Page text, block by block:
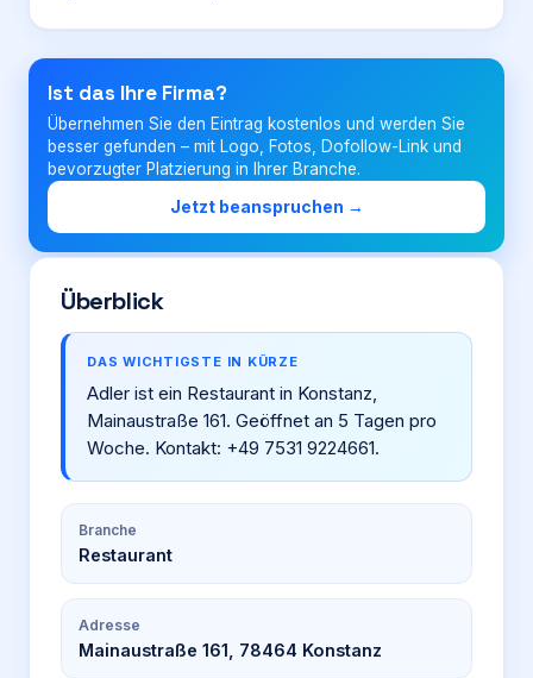
Login
Firma eintragen
Ist das Ihre Firma?
Übernehmen Sie den Eintrag kostenlos und werden Sie
besser gefunden – mit Logo, Fotos, Dofollow-Link und
bevorzugter Platzierung in Ihrer Branche.
Jetzt beanspruchen →
Überblick
DAS WICHTIGSTE IN KÜRZE
Adler ist ein Restaurant in Konstanz,
Mainaustraße 161. Geöffnet an 5 Tagen pro
Woche. Kontakt: +49 7531 9224661.
Branche
Restaurant
Adresse
Mainaustraße 161, 78464 Konstanz